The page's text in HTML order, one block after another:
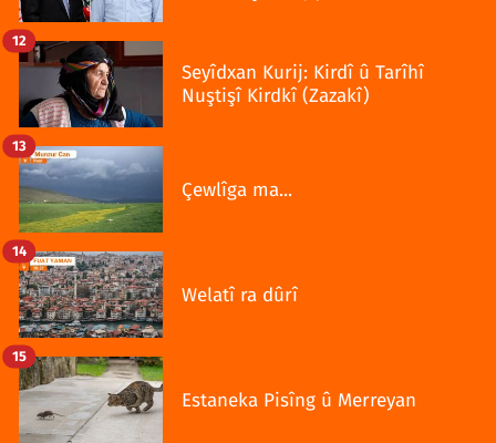
Seyîdxan Kurij: Kirdî û Tarîhî
Nuştişî Kirdkî (Zazakî)
12
Çewlîga ma...
13
Welatî ra dûrî
14
Estaneka Pisîng û Merreyan
15